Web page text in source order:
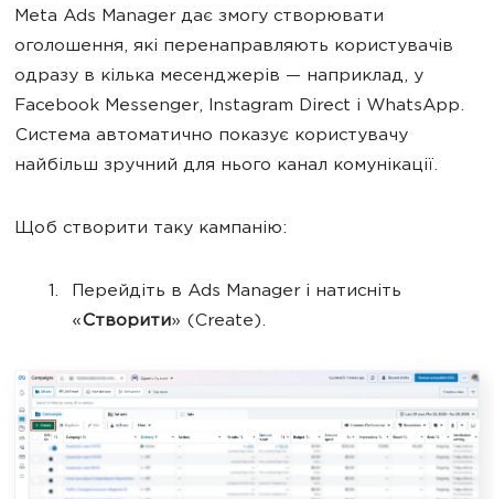
Meta Ads Manager дає змогу створювати
оголошення, які перенаправляють користувачів
одразу в кілька месенджерів — наприклад, у
Facebook Messenger, Instagram Direct і WhatsApp.
Система автоматично показує користувачу
найбільш зручний для нього канал комунікації.
Щоб створити таку кампанію:
Перейдіть в Ads Manager і натисніть
«Створити» (Create).